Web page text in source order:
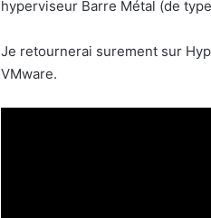
hyperviseur Barre Métal (de
Je retournerai surement sur
VMware.